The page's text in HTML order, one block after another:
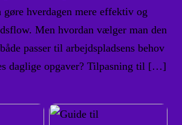
hverdagen mere effektiv og
Men hvordan vælger man den
passer til arbejdspladsens behov
daglige opgaver? Tilpasning til […]